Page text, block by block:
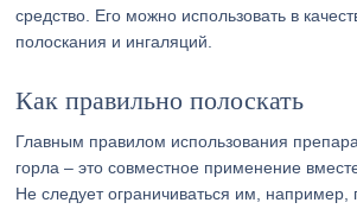
средство. Его можно использовать в
полоскания и ингаляций.
Как правильно полоскать
Главным правилом использования
горла – это совместное применение
Не следует ограничиваться им, например,